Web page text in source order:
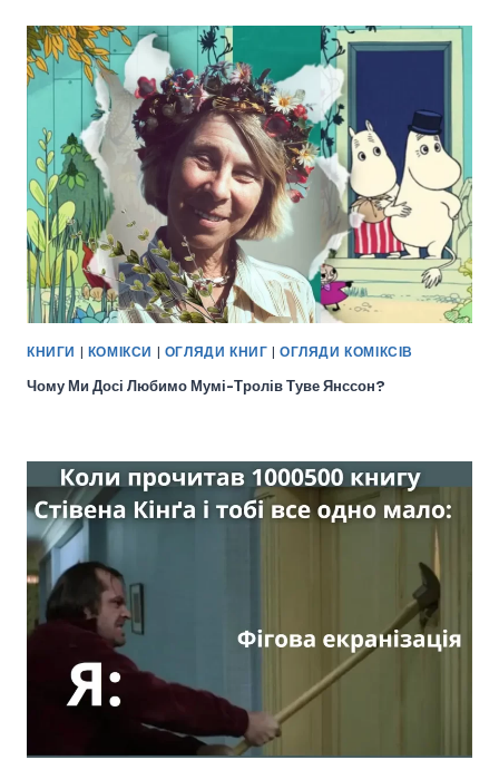
КНИГИ | КОМІКСИ | ОГЛЯДИ КНИГ |ОГЛЯДИ КОМІКСІВ
Чому Ми Досі Любимо Мумі-Тролів Туве Янссон?